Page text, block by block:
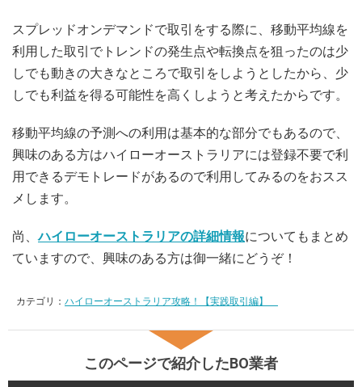
スプレッドオンデマンドで取引をする際に、移動平均線を
利用した取引でトレンドの発生点や転換点を狙ったのは少
しでも動きの大きなところで取引をしようとしたから、少
しでも利益を得る可能性を高くしようと考えたからです。
移動平均線の予測への利用は基本的な部分でもあるので、
興味のある方はハイローオーストラリアには登録不要で利
用できるデモトレードがあるので利用してみるのをおスス
メします。
尚、ハイローオーストラリアの詳細情報についてもまとめ
ていますので、興味のある方は御一緒にどうぞ！
カテゴリ： ハイローオーストラリア攻略！【実践取引編】
このページで紹介したBO業者